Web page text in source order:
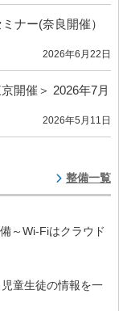
ナー(奈良開催）
2026年6月22日
開催＞ 2026年7月
2026年5月11日
整備一覧
～Wi-Fiはクラウド
童生徒の情報を一